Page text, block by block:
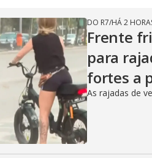
DO R7/HÁ 2
Frente
para
fortes a
As rajadas de